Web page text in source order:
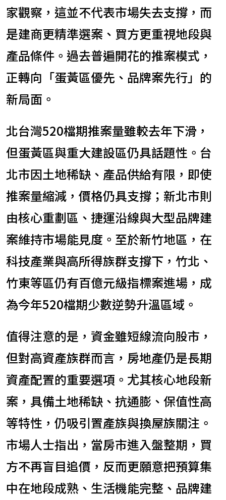
家觀察，這並不代表市場失去支撐，而
是建商更精準選案、買方更重視地段與
產品條件。過去普遍開花的推案模式，
正轉向「蛋黃區優先、品牌案先行」的
新局面。
北台灣520檔期推案量雖較去年下滑，
但蛋黃區與重大建設區仍具話題性。台
北市因土地稀缺、產品供給有限，即使
推案量縮減，價格仍具支撐；新北市則
由核心重劃區、捷運沿線與大型品牌建
案維持市場能見度。至於新竹地區，在
科技產業與高所得族群支撐下，竹北、
竹東等區仍有百億元級指標案進場，成
為今年520檔期少數逆勢升溫區域。
值得注意的是，資金雖短線流向股市，
但對高資產族群而言，房地產仍是長期
資產配置的重要選項。尤其核心地段新
案，具備土地稀缺、抗通膨、保值性高
等特性，仍吸引置產族與換屋族關注。
市場人士指出，當房市進入盤整期，買
方不再盲目追價，反而更願意把預算集
中在地段成熟、生活機能完整、品牌建